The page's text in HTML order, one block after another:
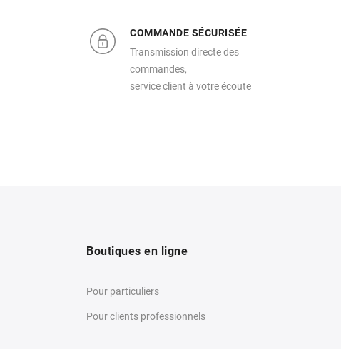
COMMANDE SÉCURISÉE
Transmission directe des
commandes,
service client à votre écoute
Boutiques en ligne
Pour particuliers
Pour clients professionnels